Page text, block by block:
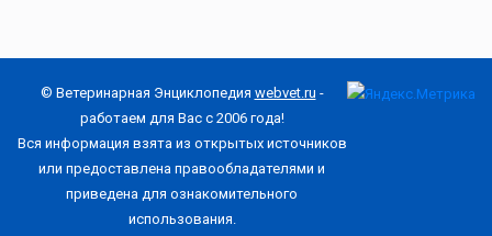
© Ветеринарная Энциклопедия webvet.ru -
работаем для Вас с 2006 года!
Вся информация взята из открытых источников
или предоставлена правообладателями и
приведена для ознакомительного
использования.